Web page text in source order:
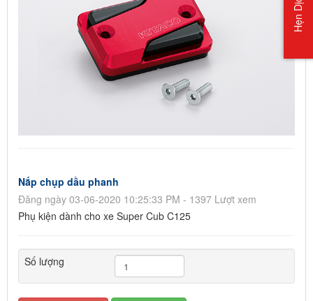
Nắp chụp dầu phanh
Đăng ngày 03-06-2020 10:25:33 PM - 1397 Lượt xem
Phụ kiện dành cho xe Super Cub C125
Số lượng